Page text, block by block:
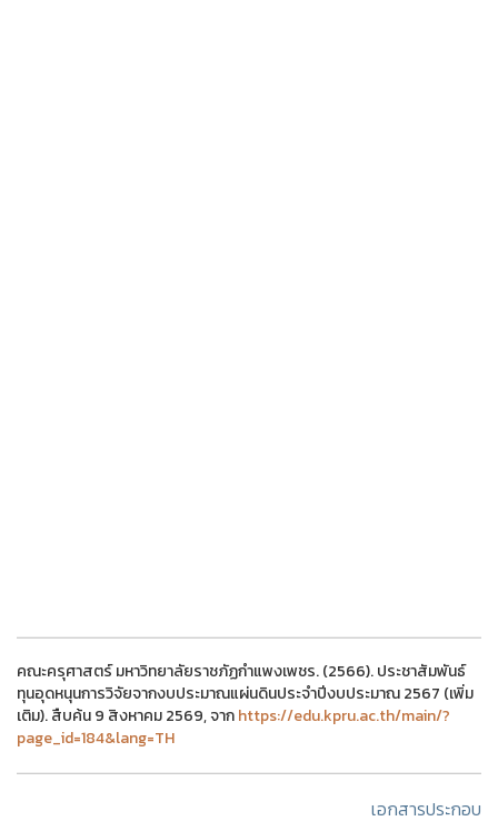
คณะครุศาสตร์ มหาวิทยาลัยราชภัฏกำแพงเพชร. (2566). ประชาสัมพันธ์
ทุนอุดหนุนการวิจัยจากงบประมาณแผ่นดินประจำปีงบประมาณ 2567 (เพิ่ม
เติม). สืบค้น 9 สิงหาคม 2569, จากhttps://edu.kpru.ac.th/main/?
page_id=184&lang=TH
เอกสารประกอบ